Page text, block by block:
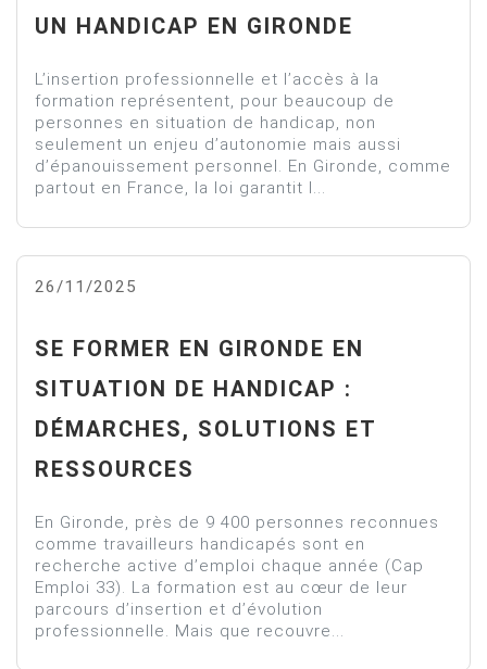
UN HANDICAP EN GIRONDE
L’insertion professionnelle et l’accès à la
formation représentent, pour beaucoup de
personnes en situation de handicap, non
seulement un enjeu d’autonomie mais aussi
d’épanouissement personnel. En Gironde, comme
partout en France, la loi garantit l...
26/11/2025
SE FORMER EN GIRONDE EN
SITUATION DE HANDICAP :
DÉMARCHES, SOLUTIONS ET
RESSOURCES
En Gironde, près de 9 400 personnes reconnues
comme travailleurs handicapés sont en
recherche active d’emploi chaque année (Cap
Emploi 33). La formation est au cœur de leur
parcours d’insertion et d’évolution
professionnelle. Mais que recouvre...